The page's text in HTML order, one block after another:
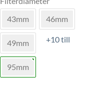
produkten
har
flera
varianter.
De
olika
43mm
46mm
49mm +10 till
95mm